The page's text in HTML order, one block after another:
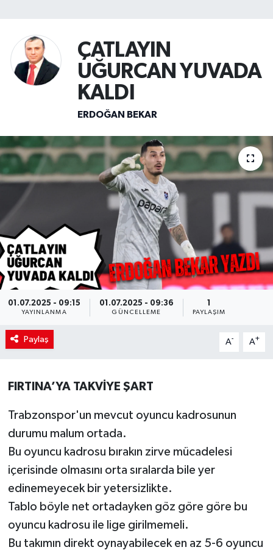
ÇATLAYIN
UĞURCAN YUVADA
KALDI
ERDOĞAN BEKAR
01.07.2025 - 09:15
YAYINLANMA
01.07.2025 - 09:36
GÜNCELLEME
1
PAYLAŞIM
Paylaş A- A+
FIRTINA’YA TAKVİYE ŞART
Trabzonspor'un mevcut oyuncu kadrosunun
durumu malum ortada.
Bu oyuncu kadrosu bırakın zirve mücadelesi
içerisinde olmasını orta sıralarda bile yer
edinemeyecek bir yetersizlikte.
Tablo böyle net ortadayken göz göre göre bu
oyuncu kadrosu ile lige girilmemeli.
Bu takımın direkt oynayabilecek en az 5-6 oyuncu
Teknoloji
TRABZON
TRABZONSPOR
Yaşam